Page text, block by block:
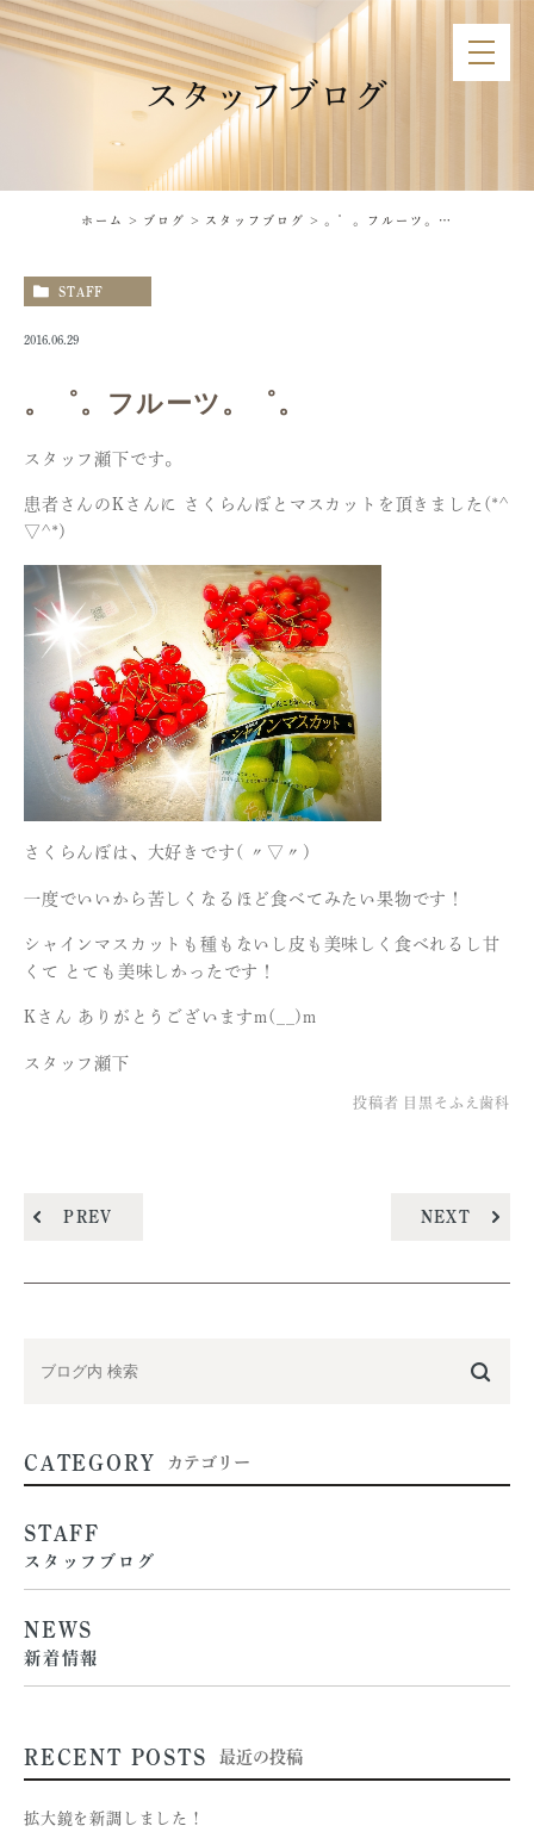
スタッフブログ
ホーム ブログ スタッフブログ 。゜。フルーツ。゜。
STAFF
2016.06.29
。゜。フルーツ。゜。
スタッフ瀬下です。
患者さんのKさんに さくらんぼとマスカットを頂きました(*^
▽^*)
さくらんぼは、大好きです( 〃▽〃)
一度でいいから苦しくなるほど食べてみたい果物です！
シャインマスカットも種もないし皮も美味しく食べれるし甘
くて とても美味しかったです！
Kさん ありがとうございますm(__)m
スタッフ瀬下
投稿者 目黒そふえ歯科
PREV NEXT
CATEGORY カテゴリー
STAFF
スタッフブログ
NEWS
新着情報
RECENT POSTS 最近の投稿
拡大鏡を新調しました！